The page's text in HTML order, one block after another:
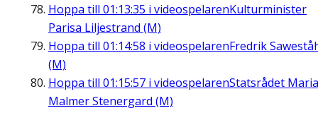
Hoppa till 01:13:35 i videospelarenKulturminister
Parisa Liljestrand (M)
Hoppa till 01:14:58 i videospelarenFredrik
(M)
Hoppa till 01:15:57 i videospelarenStatsrådet Maria
Malmer Stenergard (M)